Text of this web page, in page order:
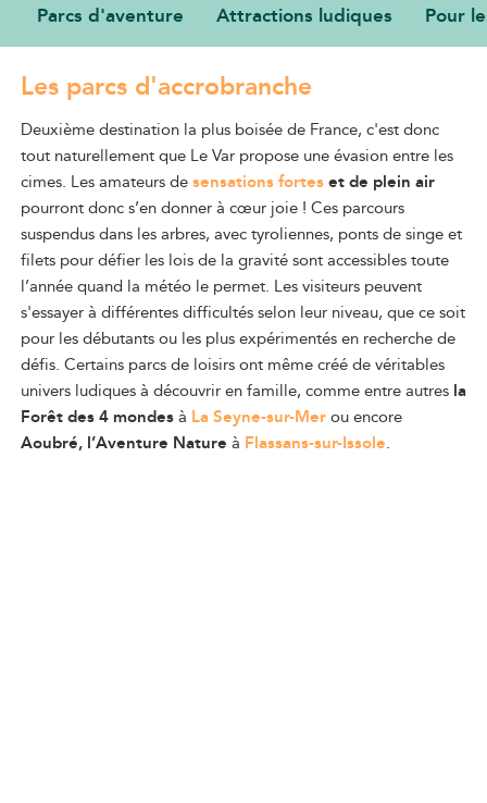
Parcs d'aventure Attractions ludiques Pour
LES PARCS D’AVENTURE
Les parcs d'accrobranche
Deuxième destination la plus boisée de France, c'est donc
tout naturellement que Le Var propose une évasion entre les
cimes. Les amateurs desensations forteset de plein air
pourront donc s’en donner à cœur joie ! Ces parcours
suspendus dans les arbres, avec tyroliennes, ponts de singe et
filets pour défier les lois de la gravité sont accessibles toute
l’année quand la météo le permet. Les visiteurs peuvent
s'essayer à différentes difficultés selon leur niveau, que ce soit
pour les débutants ou les plus expérimentés en recherche de
défis. Certains parcs de loisirs ont même créé de véritables
univers ludiques à découvrir en famille, comme entre autres la
Forêt des 4 mondesà La Seyne-sur-Merou encore
Aoubré, l’Aventure Nature à Flassans-sur-Issole.